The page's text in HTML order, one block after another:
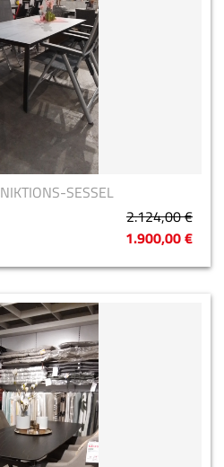
SESSEL
2.124,00 €
1.900,00 €